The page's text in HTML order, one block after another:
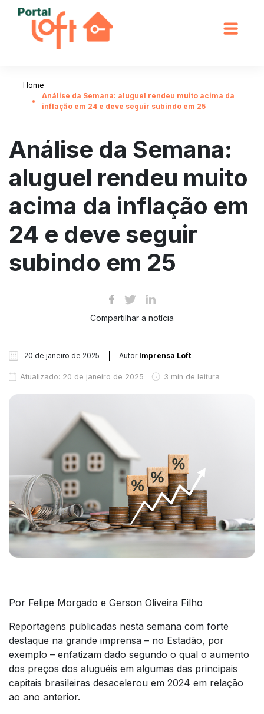
Home
Análise da Semana: aluguel rendeu muito acima da
inflação em 24 e deve seguir subindo em 25
Análise da Semana:
aluguel rendeu muito
acima da inflação em
24 e deve seguir
subindo em 25
Compartilhar a notícia
20 de janeiro de 2025 Autor Imprensa Loft
Atualizado: 20 de janeiro de 2025 3 min de leitura
Por Felipe Morgado e Gerson Oliveira Filho
Reportagens publicadas nesta semana com forte
destaque na grande imprensa – no Estadão, por
exemplo – enfatizam dado segundo o qual o aumento
dos preços dos aluguéis em algumas das principais
capitais brasileiras desacelerou em 2024 em relação
ao ano anterior.